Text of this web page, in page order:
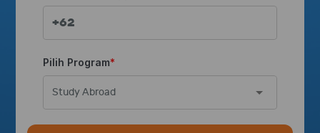
+62
Pilih Program
Study Abroad